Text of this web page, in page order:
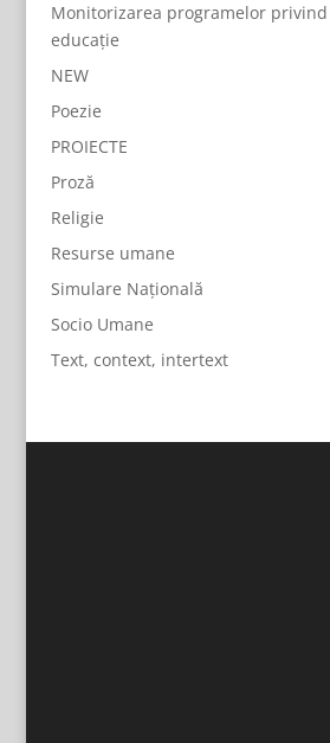
Monitorizarea programelor privind
educație
NEW
Poezie
PROIECTE
Proză
Religie
Resurse umane
Simulare Națională
Socio Umane
Text, context, intertext